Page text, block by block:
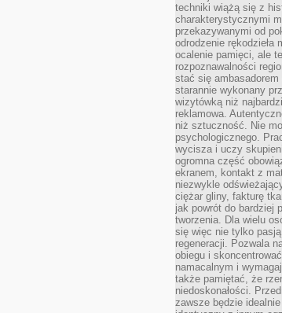
techniki wiążą się z
charakterystycznymi
przekazywanymi od
odrodzenie rękodzieła
ocalenie pamięci, ale
rozpoznawalności
stać się ambasadorem
starannie wykonany
wizytówką niż
reklamowa.
niż sztuczność. Nie
psychologicznego.
wycisza i uczy
ogromna część
ekranem, kontakt z
niezwykle
ciężar gliny, fakturę
jak powrót do bardziej
tworzenia. Dla wielu
się więc nie tylko
regeneracji. Pozwala
obiegu i
namacalnym i
także pamiętać, że
niedoskonałości.
zawsze będzie